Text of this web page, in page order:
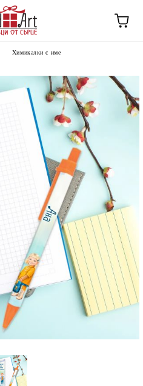
Химикалки с име